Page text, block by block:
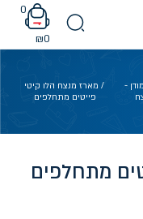
0
₪0
-
/ מארז מנצח הלו קיטי
פייטים מתחלפים
מתחלפים